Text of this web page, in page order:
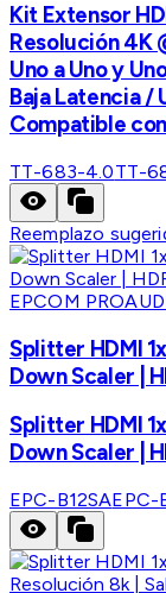
Kit Extensor
Resolución 4K
Uno a Uno y
Baja Latencia /
Compatible
TT-683-4.0TT-
Reemplazo
EPCOM
Splitter HDMI
Down Scaler |
Splitter HDMI
Down Scaler |
EPC-B12SAEPC-